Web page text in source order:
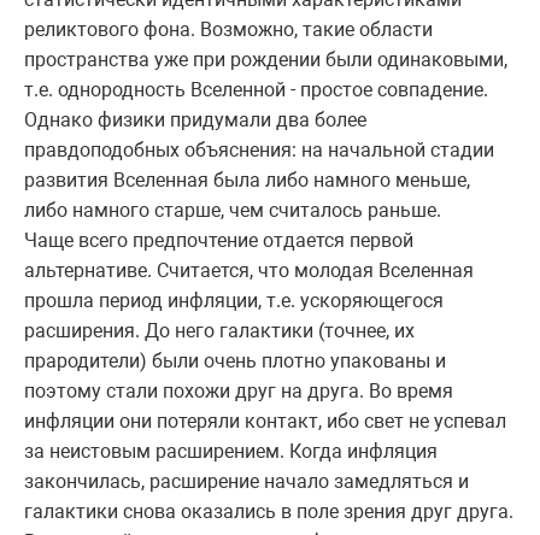
реликтового фона. Возможно, такие области
пространства уже при рождении были одинаковыми,
т.е. однородность Вселенной - простое совпадение.
Однако физики придумали два более
правдоподобных объяснения: на начальной стадии
развития Вселенная была либо намного меньше,
либо намного старше, чем считалось раньше.
Чаще всего предпочтение отдается первой
альтернативе. Считается, что молодая Вселенная
прошла период инфляции, т.е. ускоряющегося
расширения. До него галактики (точнее, их
прародители) были очень плотно упакованы и
поэтому стали похожи друг на друга. Во время
инфляции они потеряли контакт, ибо свет не успевал
за неистовым расширением. Когда инфляция
закончилась, расширение начало замедляться и
галактики снова оказались в поле зрения друг друга.